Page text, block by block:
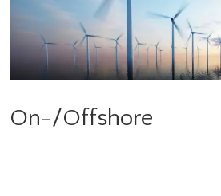
On-/Offshore
On-/Offshore